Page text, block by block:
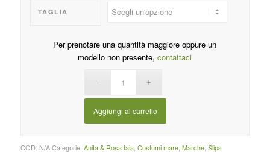
TAGLIA
Per prenotare una quantità maggiore oppure un
modello non presente,contattaci
Aggiungi al carrello
COD: N/A Categorie: Anita & Rosa faia, Costumi mare, Marche, Slips